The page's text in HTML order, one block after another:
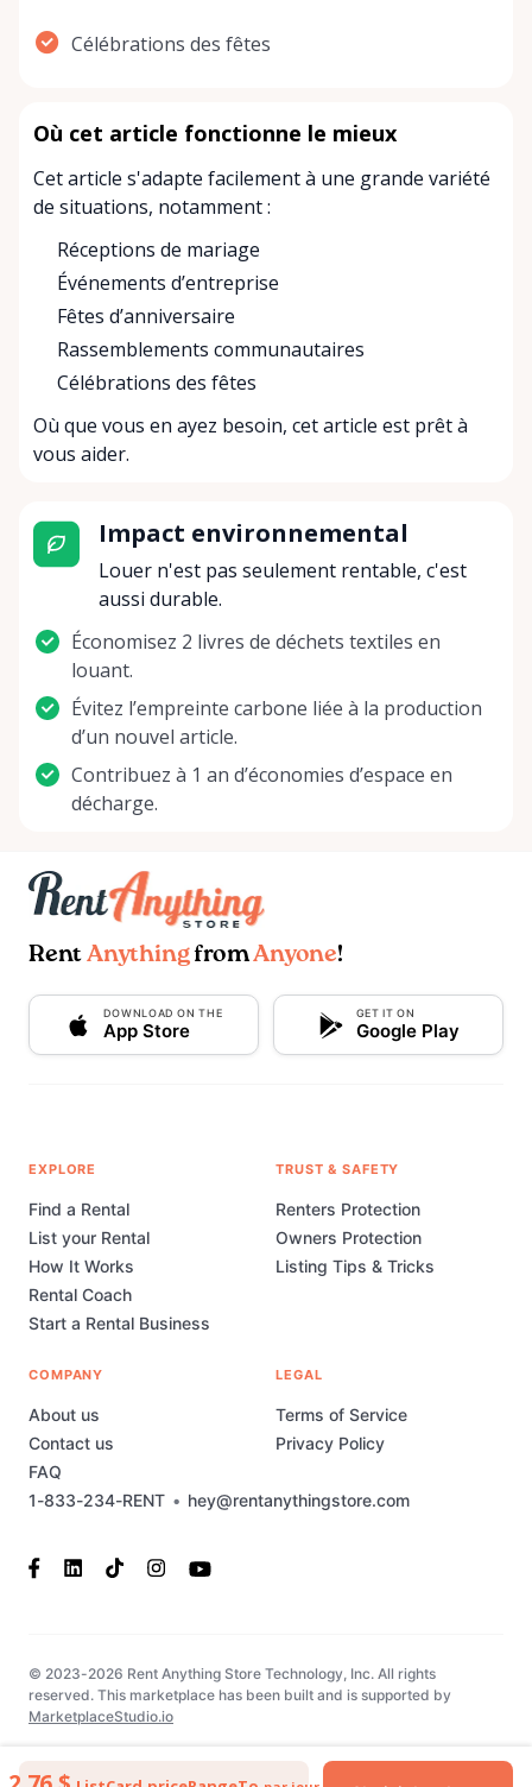
Célébrations des fêtes
Où cet article fonctionne le mieux
Cet article s'adapte facilement à une grande variété
de situations, notamment :
Réceptions de mariage
Événements d’entreprise
Fêtes d’anniversaire
Rassemblements communautaires
Célébrations des fêtes
Où que vous en ayez besoin, cet article est prêt à
vous aider.
Impact environnemental
Louer n'est pas seulement rentable, c'est
aussi durable.
Économisez 2 livres de déchets textiles en
louant.
Évitez l’empreinte carbone liée à la production
d’un nouvel article.
Contribuez à 1 an d’économies d’espace en
décharge.
Rent AnythingfromAnyone!
DOWNLOAD ON THE
App Store
GET IT ON
Google Play
1-833-234-RENT • hey@rentanythingstore.com
EXPLORE
Find a Rental
List your Rental
How It Works
Rental Coach
Start a Rental Business
TRUST & SAFETY
Renters Protection
Owners Protection
Listing Tips & Tricks
COMPANY
About us
Contact us
FAQ
LEGAL
Terms of Service
Privacy Policy
© 2023-2026 Rent Anything Store Technology, Inc. All rights
reserved. This marketplace has been built and is supported by
MarketplaceStudio.io